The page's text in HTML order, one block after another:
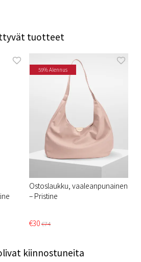
tuotteet
59% Alennus
Ostoslaukku, vaaleanpunainen
– Pristine​
€30€74
kiinnostuneita